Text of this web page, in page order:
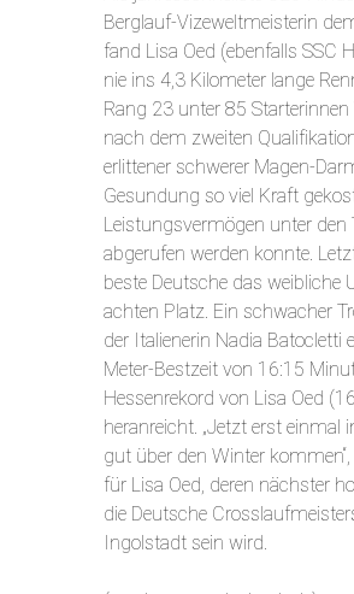
Berglauf-Vizeweltmeisterin
fand Lisa Oed (ebenfalls SSC
nie ins 4,3 Kilometer lange
Rang 23 unter 85 Starterinnen
nach dem zweiten
erlittener schwerer Magen-
Gesundung so viel Kraft
Leistungsvermögen unter den
abgerufen werden konnte.
beste Deutsche das weibliche
achten Platz. Ein schwacher
der Italienerin Nadia Batocletti
Meter-Bestzeit von 16:15
Hessenrekord von Lisa Oed
heranreicht. „Jetzt erst einmal
gut über den Winter
für Lisa Oed, deren nächster
die Deutsche
Ingolstadt sein wird.